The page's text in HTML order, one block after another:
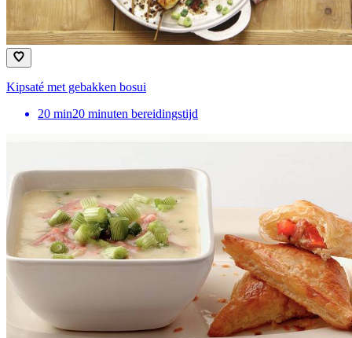
Kipsaté met gebakken bosui
20 min20 minuten bereidingstijd